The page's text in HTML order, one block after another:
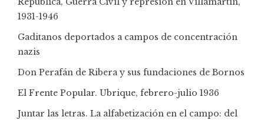
1931-1946
Gaditanos deportados a campos de concentración
nazis
Don Perafán de Ribera y sus fundaciones de Bornos
El Frente Popular. Ubrique, febrero-julio 1936
Juntar las letras. La alfabetización en el campo: del